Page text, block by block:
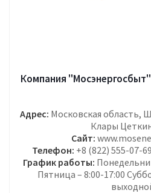
Компания
Адрес: Московская область,
Клары
Сайт:
Телефон: +8 (822) 555-07-
График работы:
Пятница – 8:00-17:00